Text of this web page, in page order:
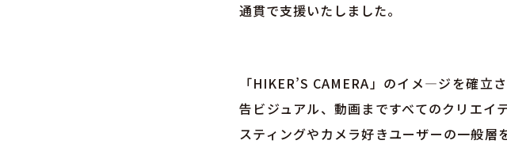
通貫で支援いたしました。
「HIKER’S CAMERA」のイメ―ジを確立
告ビジュアル、動画まですべてのクリエイ
スティングやカメラ好きユーザーの一般